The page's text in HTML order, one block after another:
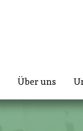
Über uns